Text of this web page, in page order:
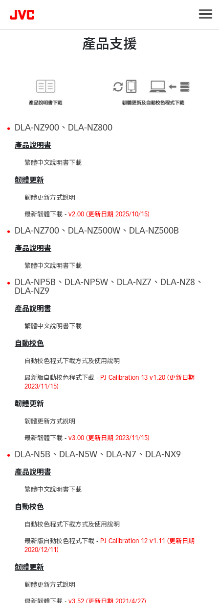
產品支援
DLA-NZ900、DLA-NZ800
產品說明書
繁體中文說明書下載
韌體更新
韌體更新方式說明
最新韌體下載 - v2.00 (更新日期 2025/10/15)
DLA-NZ700、DLA-NZ500W、DLA-NZ500B
產品說明書
繁體中文說明書下載
DLA-NP5B、DLA-NP5W、DLA-NZ7、DLA-NZ8、
DLA-NZ9
產品說明書
繁體中文說明書下載
自動校色
自動校色程式下載方式及使用說明
最新版自動校色程式下載 - PJ Calibration 13 v1.20 (更新日期
2023/11/15)
韌體更新
韌體更新方式說明
最新韌體下載 - v3.00 (更新日期 2023/11/15)
DLA-N5B、DLA-N5W、DLA-N7、DLA-NX9
產品說明書
繁體中文說明書下載
自動校色
自動校色程式下載方式及使用說明
最新版自動校色程式下載 - PJ Calibration 12 v1.11 (更新日期
2020/12/11)
韌體更新
韌體更新方式說明